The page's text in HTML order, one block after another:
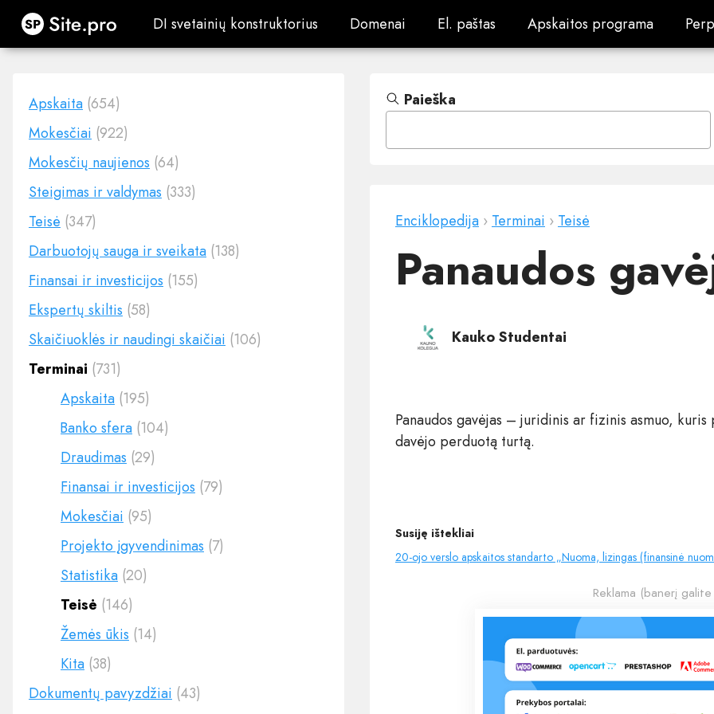
Site.pro DI svetainių konstruktorius
DI svetainių konstruktorius Domenai
Domenai El. paštas
El. paštas Apskaitos programa
Apskaitos programa
Apskaita (654)
Mokesčiai (922)
Mokesčių naujienos (64)
Steigimas ir valdymas (333)
Teisė (347)
Darbuotojų sauga ir sveikata (138)
Finansai ir investicijos (155)
Ekspertų skiltis (58)
Skaičiuoklės ir naudingi skaičiai (106)
Terminai (731)
Apskaita (195)
Banko sfera (104)
Draudimas (29)
Finansai ir investicijos (79)
Mokesčiai (95)
Projekto įgyvendinimas (7)
Statistika (20)
Teisė (146)
Žemės ūkis (14)
Kita (38)
Dokumentų pavyzdžiai (43)
Paieška
Enciklopedija › Terminai › Teisė
Panaudos
Kauko Studentai
Panaudos gavėjas – juridinis ar fizinis asmuo,
davėjo perduotą turtą.
Susiję ištekliai
20-ojo verslo apskaitos standarto „Nuoma, lizingas (finansinė
Reklama (banerį